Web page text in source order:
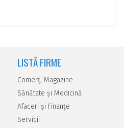
LISTĂ FIRME
Comerţ, Magazine
Sănătate şi Medicină
Afaceri şi Finanţe
Servicii